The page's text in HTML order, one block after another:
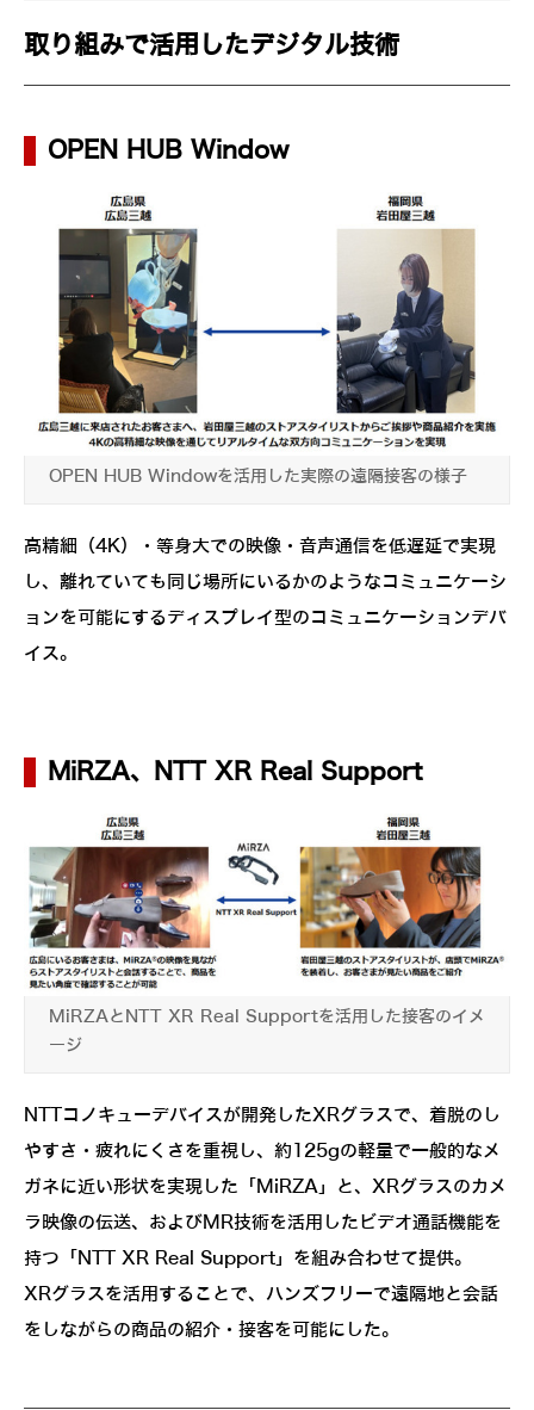
取り組みで活用したデジタル技術
OPEN HUB Window
OPEN HUB Windowを活用した実際の遠隔接客の様子
高精細（4K）・等身大での映像・音声通信を低遅延で実現
し、離れていても同じ場所にいるかのようなコミュニケーシ
ョンを可能にするディスプレイ型のコミュニケーションデバ
イス。
MiRZA、NTT XR Real Support
MiRZAとNTT XR Real Supportを活用した接客のイメ
ージ
NTTコノキューデバイスが開発したXRグラスで、着脱のし
やすさ・疲れにくさを重視し、約125gの軽量で一般的なメ
ガネに近い形状を実現した「MiRZA」と、XRグラスのカメ
ラ映像の伝送、およびMR技術を活用したビデオ通話機能を
持つ「NTT XR Real Support」を組み合わせて提供。
XRグラスを活用することで、ハンズフリーで遠隔地と会話
をしながらの商品の紹介・接客を可能にした。